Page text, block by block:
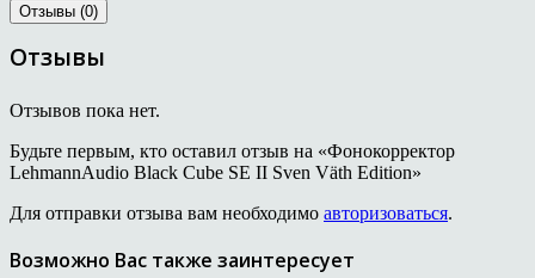
Отзывы (0)
Отзывы
Отзывов пока нет.
Будьте первым, кто оставил отзыв на «Фонокорректор
LehmannAudio Black Cube SE II Sven Väth Edition»
Для отправки отзыва вам необходимо авторизоваться.
Возможно Вас также заинтересует